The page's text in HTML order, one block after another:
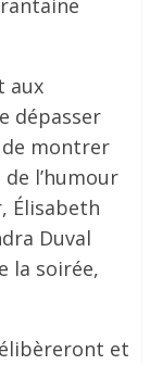
aux
dépasser
montrer
l’humour
Élisabeth
Duval
la soirée,
et